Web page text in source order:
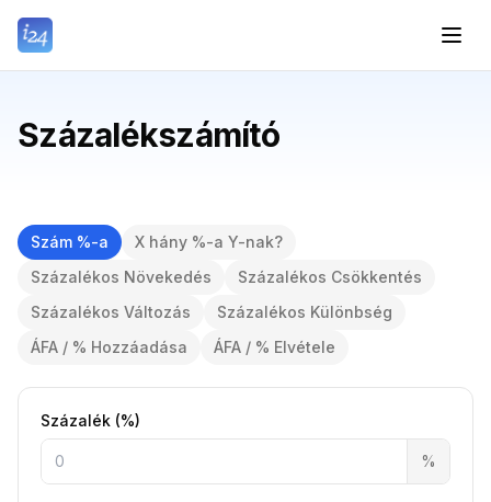
Százalékszámító
Szám %-a
X hány %-a Y-nak?
Százalékos Növekedés
Százalékos Csökkentés
Százalékos Változás
Százalékos Különbség
ÁFA / % Hozzáadása
ÁFA / % Elvétele
Százalék (%)
%